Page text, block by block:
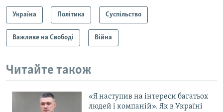
Україна Політика Суспільство
Важливе на Свободі Війна
Читайте також
«Я наступив на інтереси багатьох
людей і компаній». Як в Україні